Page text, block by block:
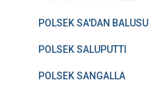
POLSEK SA'DAN BALUSU
POLSEK SALUPUTTI
POLSEK SANGALLA